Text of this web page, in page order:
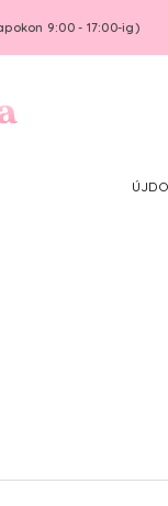
9:00 - 17:00-ig)